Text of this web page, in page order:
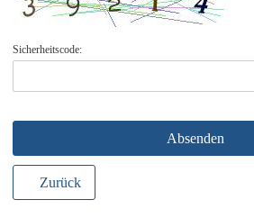
Sicherheitscode:
Absenden
Zurück